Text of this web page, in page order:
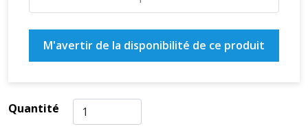
M'avertir de la disponibilité de ce produit
Quantité